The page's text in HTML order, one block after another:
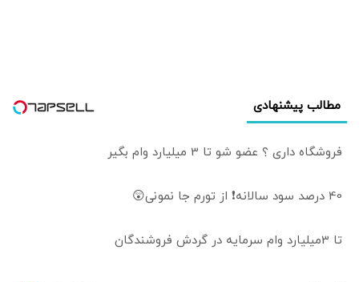
هزینه و فایده است
مطالب پیشنهادی
فروشگاه داری ؟ عضو شو تا 3 میلیارد وام بگیر
40 درصد سود سالانه❗ از تورم جا نمونی😲
تا 3میلیارد وام سرمایه در گردش فروشندگان